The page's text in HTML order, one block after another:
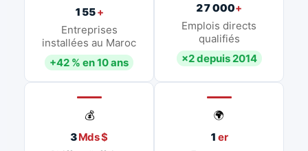
155+
Entreprises
installées au Maroc
+42 % en 10 ans
27 000+
Emplois directs
qualifiés
×2 depuis 2014
💰
3Mds $
🌍
1 er